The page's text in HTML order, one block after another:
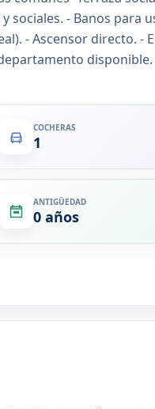
sociales. - Banos para
- Ascensor directo. -
disponible.
COCHERAS
1
ANTIGÜEDAD
0 años